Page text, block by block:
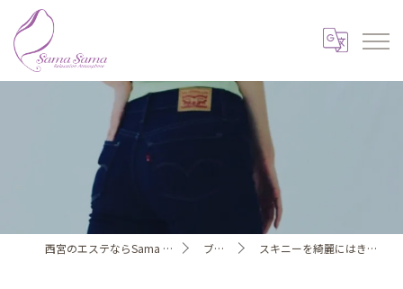
西宮のエステならSama Sama ブログ スキニーを綺麗にはきたい！